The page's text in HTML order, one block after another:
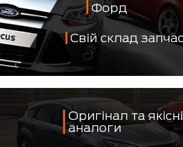
Форд
Свій склад
Оригінал та якісні
аналоги